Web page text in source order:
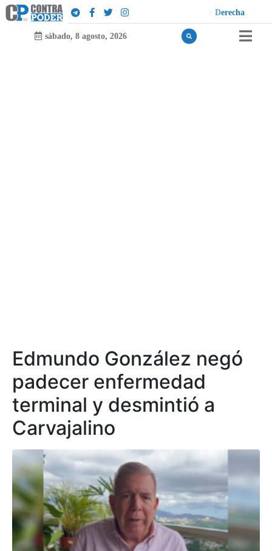
sábado, 8 agosto, 2026
Edmundo González negó
padecer enfermedad
terminal y desmintió a
Carvajalino